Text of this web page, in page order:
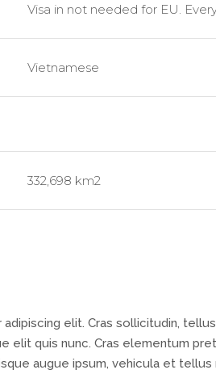
Visa in not needed for EU.
Vietnamese
332,698 km2
elit. Cras sollicitudin,
quis nunc. Cras elementum
augue ipsum, vehicula et tellus